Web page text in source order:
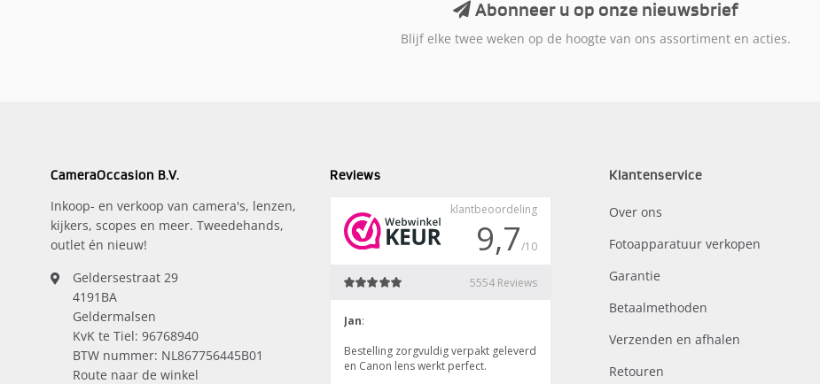
Abonneer u op onze nieuwsbrief
Blijf elke twee weken op de hoogte van ons assortiment en acties.
CameraOccasion B.V.
Inkoop- en verkoop van camera's, lenzen,
kijkers, scopes en meer. Tweedehands,
outlet én nieuw!
Geldersestraat 29
4191BA
Geldermalsen
KvK te Tiel: 96768940
BTW nummer: NL867756445B01
Route naar de winkel
Reviews Klantenservice
Over ons
Fotoapparatuur verkopen
Garantie
Betaalmethoden
Verzenden en afhalen
Retouren